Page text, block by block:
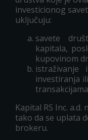
investicionog
uključuju:
savete
kapitala,
kupovinom
investiranja
Kapital RS Inc.
tako da se uplata
brokeru.